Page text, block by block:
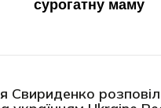
Свириденко